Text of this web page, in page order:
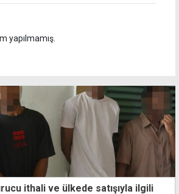
yapılmamış.
ithali ve ülkede satışıyla ilgili